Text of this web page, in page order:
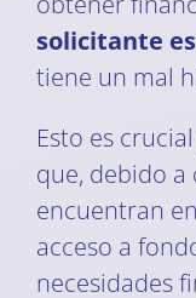
solicitante
tiene un mal
Esto es
que, debido a
encuentran
acceso a
necesidades